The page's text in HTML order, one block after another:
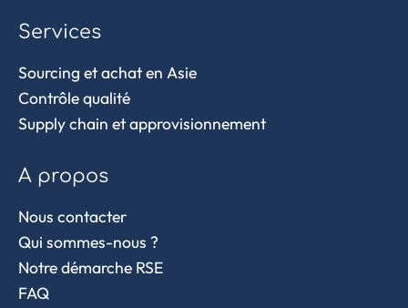
Services
Sourcing et achat en Asie
Contrôle qualité
Supply chain et approvisionnement
A propos
Nous contacter
Qui sommes-nous ?
Notre démarche RSE
FAQ